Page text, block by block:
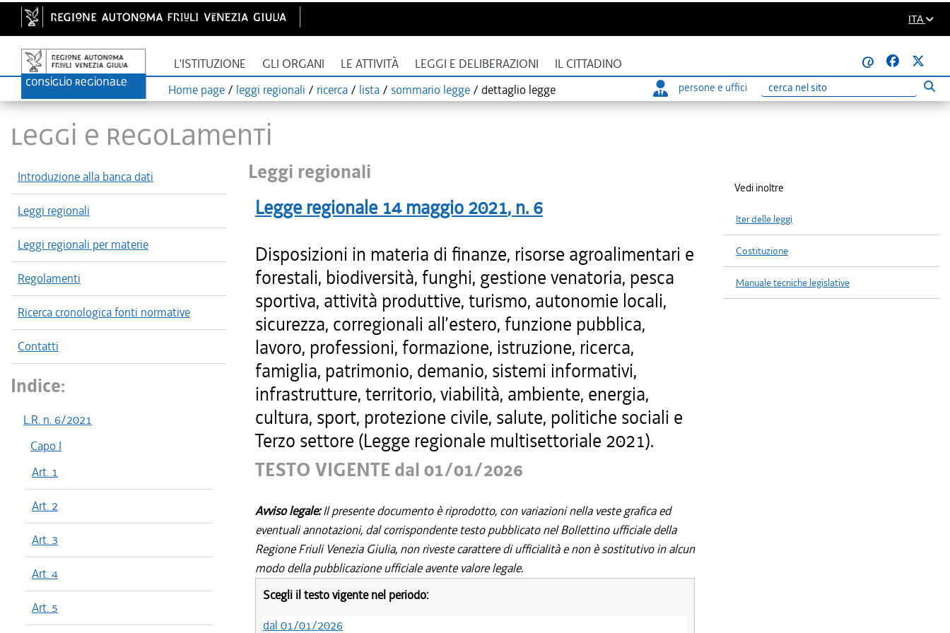
ITA
L'ISTITUZIONE GLI ORGANI LE ATTIVITÀ LEGGI E DELIBERAZIONI IL CITTADINO
@
Home page / leggi regionali / ricerca / lista / sommario legge / dettaglio legge persone e uffici
Ricerca
LEGGI E REGOLAMENTI
Introduzione alla banca dati
Leggi regionali
Leggi regionali per materie
Regolamenti
Ricerca cronologica fonti normative
Contatti
Indice:
L.R. n. 6/2021
Capo I
Art. 1
Art. 2
Art. 3
Art. 4
Art. 5
Leggi regionali
Legge regionale 14 maggio 2021, n. 6
Disposizioni in materia di finanze, risorse agroalimentari e
forestali, biodiversità, funghi, gestione venatoria, pesca
sportiva, attività produttive, turismo, autonomie locali,
sicurezza, corregionali all’estero, funzione pubblica,
lavoro, professioni, formazione, istruzione, ricerca,
famiglia, patrimonio, demanio, sistemi informativi,
infrastrutture, territorio, viabilità, ambiente, energia,
cultura, sport, protezione civile, salute, politiche sociali e
Terzo settore (Legge regionale multisettoriale 2021).
TESTO VIGENTE dal 01/01/2026
Avviso legale:Il presente documento è riprodotto, con variazioni nella veste grafica ed
eventuali annotazioni, dal corrispondente testo pubblicato nel Bollettino ufficiale della
Regione Friuli Venezia Giulia, non riveste carattere di ufficialità e non è sostitutivo in alcun
modo della pubblicazione ufficiale avente valore legale.
Scegli il testo vigente nel periodo:
dal 01/01/2026
Vedi inoltre
Iter delle leggi
Costituzione
Manuale tecniche legislative